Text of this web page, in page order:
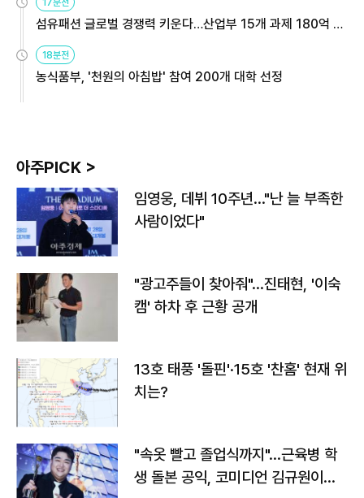
17분전
섬유패션 글로벌 경쟁력 키운다…산업부 15개 과제 180억 지
원
18분전
농식품부, '천원의 아침밥' 참여 200개 대학 선정
아주PICK >
임영웅, 데뷔 10주년…"난 늘 부족한
사람이었다"
"광고주들이 찾아줘"…진태현, '이숙
캠' 하차 후 근황 공개
13호 태풍 '돌핀'·15호 '찬홈' 현재 위
치는?
"속옷 빨고 졸업식까지"…근육병 학
생 돌본 공익, 코미디언 김규원이었